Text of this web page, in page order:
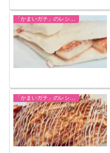
「かまいガチ」のレシピまとめ